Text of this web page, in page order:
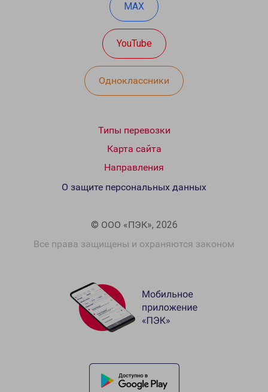
MAX
YouTube
Одноклассники
Типы перевозки
Карта сайта
Направления
© ООО «ПЭК», 2026
Все права защищены и охраняются законом
О защите персональных данных